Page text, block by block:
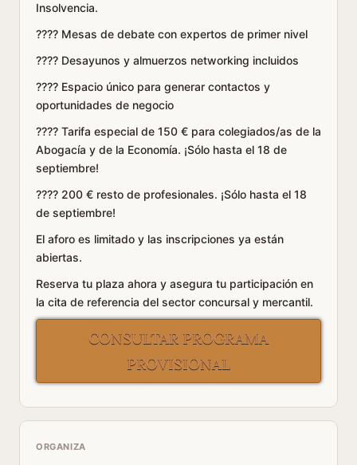
Insolvencia.
???? Mesas de debate con expertos de primer nivel
???? Desayunos y almuerzos networking incluidos
???? Espacio único para generar contactos y
oportunidades de negocio
???? Tarifa especial de 150 € para colegiados/as de la
Abogacía y de la Economía. ¡Sólo hasta el 18 de
septiembre!
???? 200 € resto de profesionales. ¡Sólo hasta el 18
de septiembre!
El aforo es limitado y las inscripciones ya están
abiertas.
Reserva tu plaza ahora y asegura tu participación en
la cita de referencia del sector concursal y mercantil.
CONSULTAR PROGRAMA
PROVISIONAL
ORGANIZA